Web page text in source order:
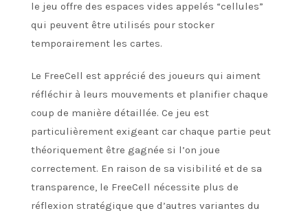
le jeu offre des espaces vides appelés “cellules”
qui peuvent être utilisés pour stocker
temporairement les cartes.
Le FreeCell est apprécié des joueurs qui aiment
réfléchir à leurs mouvements et planifier chaque
coup de manière détaillée. Ce jeu est
particulièrement exigeant car chaque partie peut
théoriquement être gagnée si l’on joue
correctement. En raison de sa visibilité et de sa
transparence, le FreeCell nécessite plus de
réflexion stratégique que d’autres variantes du